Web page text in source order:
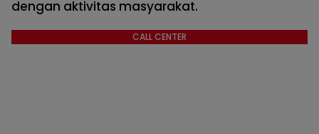
dengan aktivitas masyarakat.
CALL CENTER